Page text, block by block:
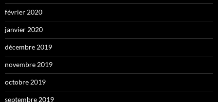
février 2020
janvier 2020
décembre 2019
novembre 2019
octobre 2019
septembre 2019